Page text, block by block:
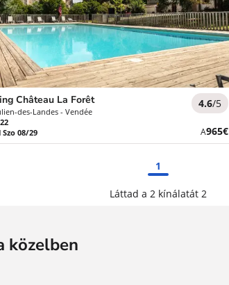
Château La Forêt
des-Landes - Vendée
4.6/5
08/29
AÚj
ár
965€
1
Láttad a 2 kínálatát 2
közelben